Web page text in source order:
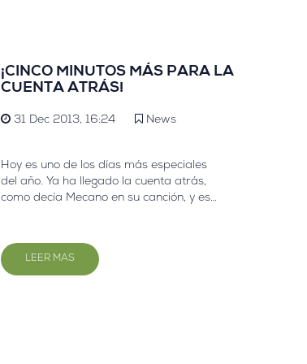
¡CINCO MINUTOS MÁS PARA LA
CUENTA ATRÁS!
31 Dec 2013, 16:24 News
Hoy es uno de los días más especiales
del año. Ya ha llegado la cuenta atrás,
como decía Mecano en su canción, y es
LEER MAS